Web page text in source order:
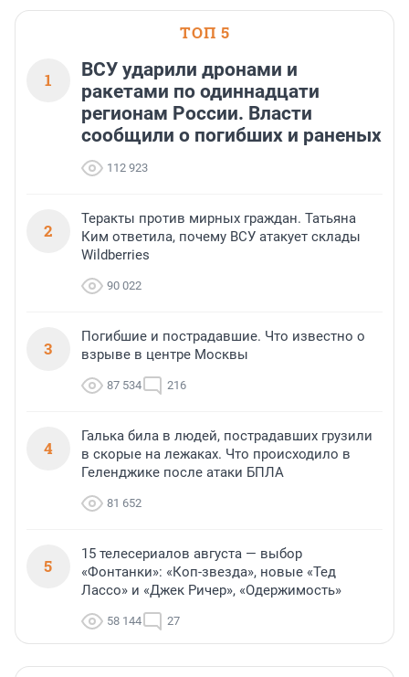
посетителям
ТОП 5
1
ВСУ ударили дронами и
ракетами по одиннадцати
регионам России. Власти
сообщили о погибших и раненых
112 923
2
Теракты против мирных граждан. Татьяна
Ким ответила, почему ВСУ атакует склады
Wildberries
90 022
3
Погибшие и пострадавшие. Что известно о
взрыве в центре Москвы
87 534 216
4
Галька била в людей, пострадавших грузили
в скорые на лежаках. Что происходило в
Геленджике после атаки БПЛА
81 652
5
15 телесериалов августа — выбор
«Фонтанки»: «Коп-звезда», новые «Тед
Лассо» и «Джек Ричер», «Одержимость»
58 144 27